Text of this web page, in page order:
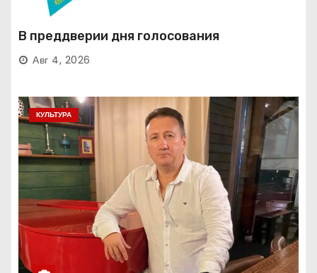
В преддверии дня голосования
Авг 4, 2026
КУЛЬТУРА